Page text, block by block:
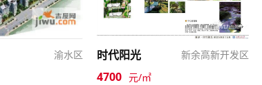
渝水区 时代阳光 新余高新开发区
4700 元/㎡